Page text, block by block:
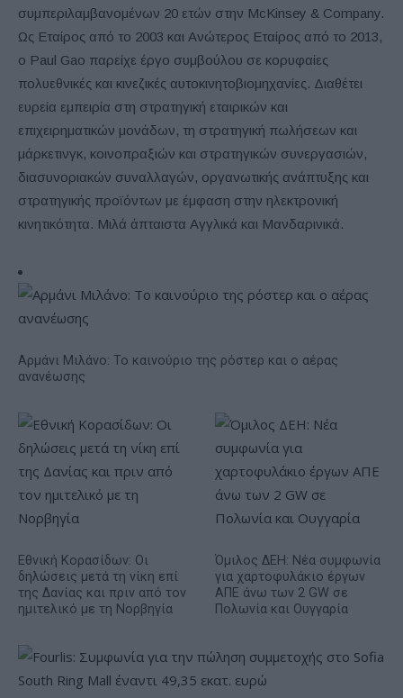
συμπεριλαμβανομένων 20 ετών στην McKinsey & Company.
Ως Εταίρος από το 2003 και Ανώτερος Εταίρος από το 2013,
ο Paul Gao παρείχε έργο συμβούλου σε κορυφαίες
πολυεθνικές και κινεζικές αυτοκινητοβιομηχανίες. Διαθέτει
ευρεία εμπειρία στη στρατηγική εταιρικών και
επιχειρηματικών μονάδων, τη στρατηγική πωλήσεων και
μάρκετινγκ, κοινοπραξιών και στρατηγικών συνεργασιών,
διασυνοριακών συναλλαγών, οργανωτικής ανάπτυξης και
στρατηγικής προϊόντων με έμφαση στην ηλεκτρονική
κινητικότητα. Μιλά άπταιστα Αγγλικά και Μανδαρινικά.
Αρμάνι Μιλάνο: Το καινούριο της ρόστερ και ο αέρας
ανανέωσης
Εθνική Κορασίδων: Οι
δηλώσεις μετά τη νίκη επί
της Δανίας και πριν από τον
ημιτελικό με τη Νορβηγία
Όμιλος ΔΕΗ: Νέα συμφωνία
για χαρτοφυλάκιο έργων
ΑΠΕ άνω των 2 GW σε
Πολωνία και Ουγγαρία